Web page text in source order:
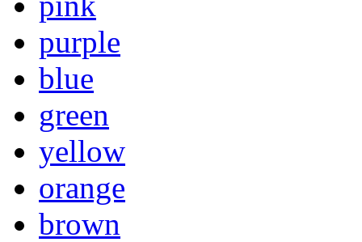
purple
blue
green
yellow
orange
brown